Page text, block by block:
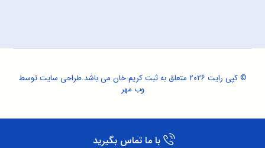
© کپی رایت ۲۰۲۶ متعلق به ثبت کریم خان می باشد. طراحی سایتتوسط
وب مهر
با ما تماس بگیرید